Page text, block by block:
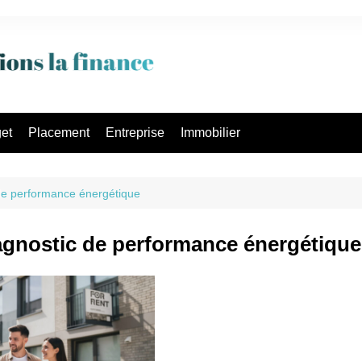
Placement Entreprise Immobilier
performance énergétique
de performance énergétique